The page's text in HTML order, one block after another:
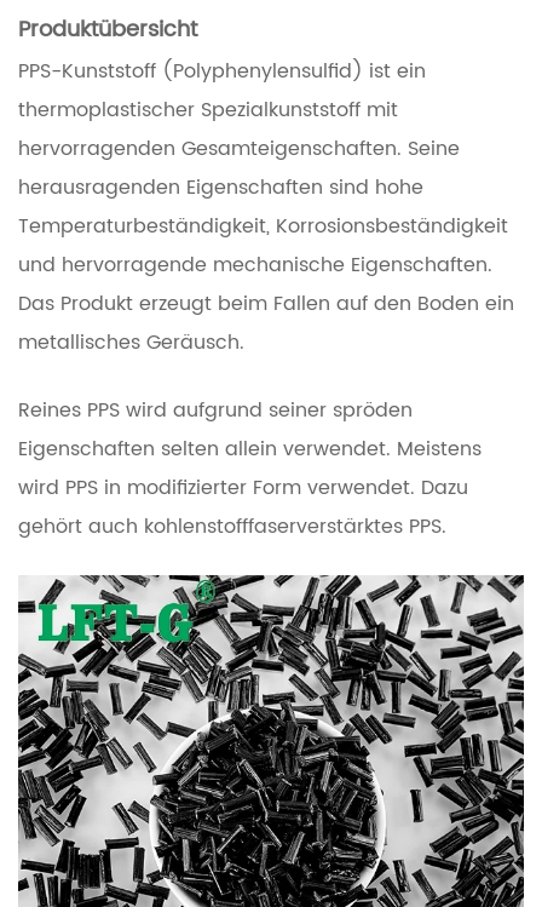
Produktübersicht
PPS-Kunststoff (Polyphenylensulfid) ist ein
thermoplastischer Spezialkunststoff mit
hervorragenden Gesamteigenschaften. Seine
herausragenden Eigenschaften sind hohe
Temperaturbeständigkeit, Korrosionsbeständigkeit
und hervorragende mechanische Eigenschaften.
Das Produkt erzeugt beim Fallen auf den Boden ein
metallisches Geräusch.
Reines PPS wird aufgrund seiner spröden
Eigenschaften selten allein verwendet. Meistens
wird PPS in modifizierter Form verwendet. Dazu
gehört auch kohlenstofffaserverstärktes PPS.